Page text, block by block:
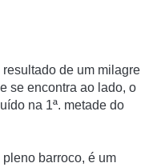
de um milagre
se encontra ao lado, o
na 1ª. metade do
barroco, é um